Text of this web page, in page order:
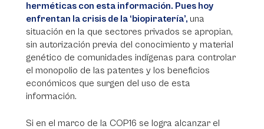
herméticas con esta información. Pues hoy
enfrentan la crisis de la ‘biopiratería’, una
situación en la que sectores privados se apropian,
sin autorización previa del conocimiento y material
genético de comunidades indígenas para controlar
el monopolio de las patentes y los beneficios
económicos que surgen del uso de esta
información.
Si en el marco de la COP16 se logra alcanzar el